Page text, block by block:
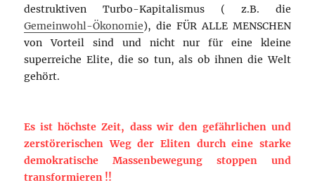
destruktiven Turbo-Kapitalismus ( z.B. die
Gemeinwohl-Ökonomie), die FÜR ALLE MENSCHEN
von Vorteil sind und nicht nur für eine kleine
superreiche Elite, die so tun, als ob ihnen die Welt
gehört.
Es ist höchste Zeit, dass wir den gefährlichen und
zerstörerischen Weg der Eliten durch eine starke
demokratische Massenbewegung stoppen und
transformieren !!